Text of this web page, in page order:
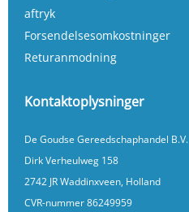
aftryk
Forsendelsesomkostninger
Returanmodning
Kontaktoplysninger
De Goudse Gereedschaphandel B.V.
Dirk Verheulweg 158
2742 JR Waddinxveen, Holland
CVR-nummer 86249959